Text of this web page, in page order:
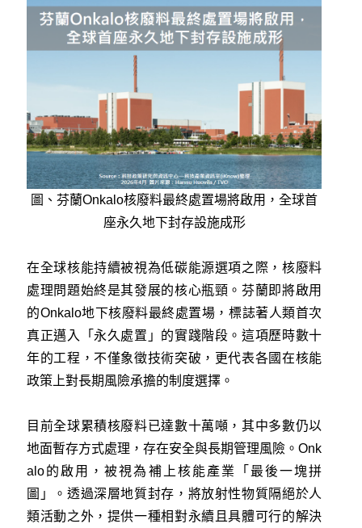
圖、芬蘭Onkalo核廢料最終處置場將啟用，全球首
座永久地下封存設施成形
在全球核能持續被視為低碳能源選項之際，核廢料
處理問題始終是其發展的核心瓶頸。芬蘭即將啟用
的Onkalo地下核廢料最終處置場，標誌著人類首次
真正邁入「永久處置」的實踐階段。這項歷時數十
年的工程，不僅象徵技術突破，更代表各國在核能
政策上對長期風險承擔的制度選擇。
目前全球累積核廢料已達數十萬噸，其中多數仍以
地面暫存方式處理，存在安全與長期管理風險。Onk
alo的啟用，被視為補上核能產業「最後一塊拼
圖」。透過深層地質封存，將放射性物質隔絕於人
類活動之外，提供一種相對永續且具體可行的解決